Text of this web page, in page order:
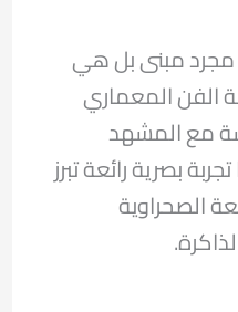
مجرد مبنى بل هي
المعماري
مع المشهد
بصرية رائعة تبرز
الصحراوية